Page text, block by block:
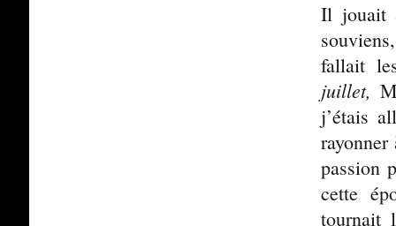
Il jouait
fallait
juillet,
j’étais
passion
cette
tournait